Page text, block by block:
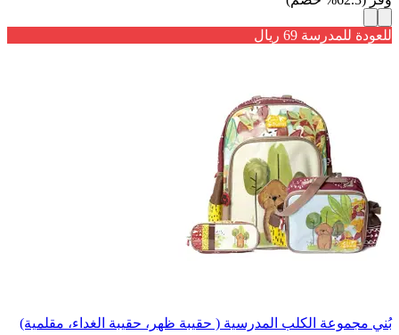
للعودة للمدرسة 69 ريال
بُني مجموعة الكلب المدرسية ( حقيبة ظهر، حقيبة الغداء، مقلمية)